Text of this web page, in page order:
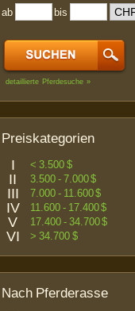
ab
bis
detaillierte Pferdesuche »
Preiskategorien
I < 3.500 $
II 3.500 - 7.000 $
III 7.000 - 11.600 $
IV 11.600 - 17.400 $
V 17.400 - 34.700 $
VI > 34.700 $
Nach Pferderasse